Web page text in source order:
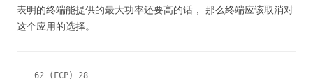
表明的终端能提供的最大功率还要高的话， 那么终端应该取消对
这个应用的选择。
62 (FCP) 28